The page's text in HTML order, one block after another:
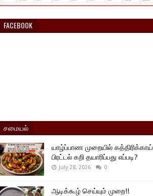
FACEBOOK
சமையல்
யாழ்ப்பாண முறையில் கத்திரிக்காய்
பிரட்டல் கறி தயாரிப்பது எப்படி?
July 28, 2026 0
ஆடிக்கூழ் செய்யும் முறை!!